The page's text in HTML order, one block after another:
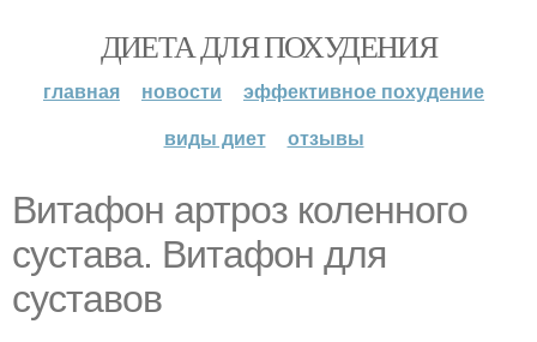
ДИЕТА ДЛЯ ПОХУДЕНИЯ
главная новости
эффективное похудение
виды диет
отзывы
Витафон артроз коленного
сустава. Витафон для
суставов